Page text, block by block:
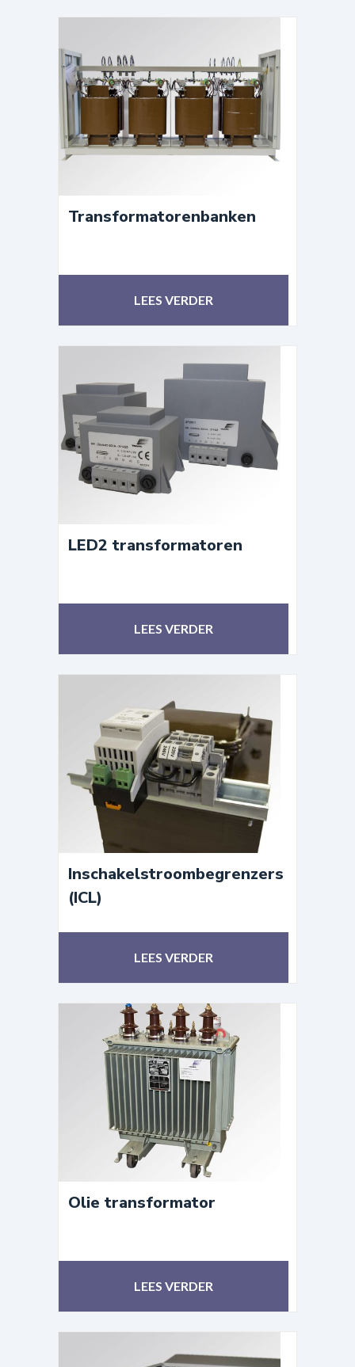
Transformatorenbanken
LEES VERDER
LED2 transformatoren
LEES VERDER
Inschakelstroombegrenzers
(ICL)
LEES VERDER
Olie transformator
LEES VERDER